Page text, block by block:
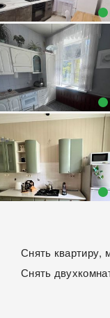
Снять квартиру,
Снять